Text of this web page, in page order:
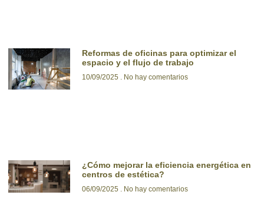
Reformas de oficinas para optimizar el
espacio y el flujo de trabajo
10/09/2025 No hay comentarios
¿Cómo mejorar la eficiencia energética en
centros de estética?
06/09/2025 No hay comentarios